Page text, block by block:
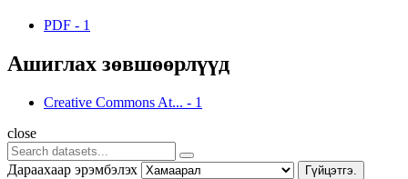
PDF - 1
Ашиглах зөвшөөрлүүд
Creative Commons At... - 1
close
Дараахаар эрэмбэлэх Гүйцэтгэ.